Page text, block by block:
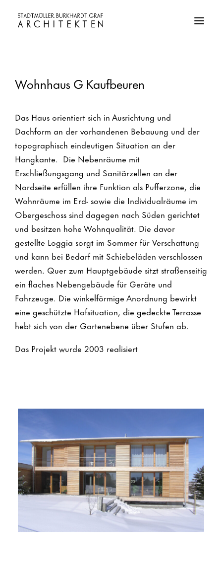
Wohnhaus G Kaufbeuren
Das Haus orientiert sich in Ausrichtung und
Dachform an der vorhandenen Bebauung und der
topographisch eindeutigen Situation an der
Hangkante. Die Nebenräume mit
Erschließungsgang und Sanitärzellen an der
Nordseite erfüllen ihre Funktion als Pufferzone, die
Wohnräume im Erd- sowie die Individualräume im
Obergeschoss sind dagegen nach Süden gerichtet
und besitzen hohe Wohnqualität. Die davor
gestellte Loggia sorgt im Sommer für Verschattung
und kann bei Bedarf mit Schiebeläden verschlossen
werden. Quer zum Hauptgebäude sitzt straßenseitig
ein flaches Nebengebäude für Geräte und
Fahrzeuge. Die winkelförmige Anordnung bewirkt
eine geschützte Hofsituation, die gedeckte Terrasse
hebt sich von der Gartenebene über Stufen ab.
Das Projekt wurde 2003 realisiert